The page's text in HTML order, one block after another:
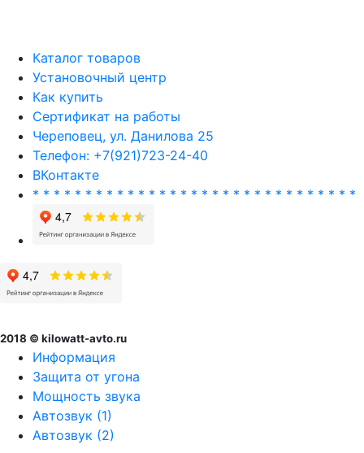
Каталог товаров
Установочный центр
Как купить
Сертификат на работы
Череповец, ул. Данилова 25
Телефон: +7(921)723-24-40
ВКонтакте
* * * * * * * * * * * * * * * * * * * * * * * * * * * * * * *
2018 © kilowatt-avto.ru
Информация
Защита от угона
Мощность звука
Автозвук (1)
Автозвук (2)